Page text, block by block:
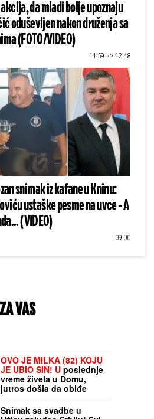
da mladi bolje upoznaju
oduševljen nakon druženja sa
(FOTO/VIDEO)
11:59 >> 12:48
snimak iz kafane u Kninu:
ustaške pesme na uvce - A
(VIDEO)
09:00
VAS
OVO JE MILKA (82) KOJU
JE UBIO SIN! U poslednje
vreme živela u Domu,
jutros došla da obiđe
SMRTI! (FOTO, VIDEO)
Snimak sa svadbe u